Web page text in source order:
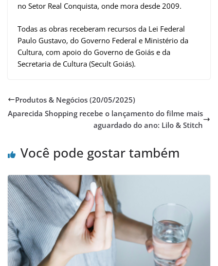
no Setor Real Conquista, onde mora desde 2009.
Todas as obras receberam recursos da Lei Federal
Paulo Gustavo, do Governo Federal e Ministério da
Cultura, com apoio do Governo de Goiás e da
Secretaria de Cultura (Secult Goiás).
Produtos & Negócios (20/05/2025)
Aparecida Shopping recebe o lançamento do filme mais
aguardado do ano: Lilo & Stitch
Você pode gostar também